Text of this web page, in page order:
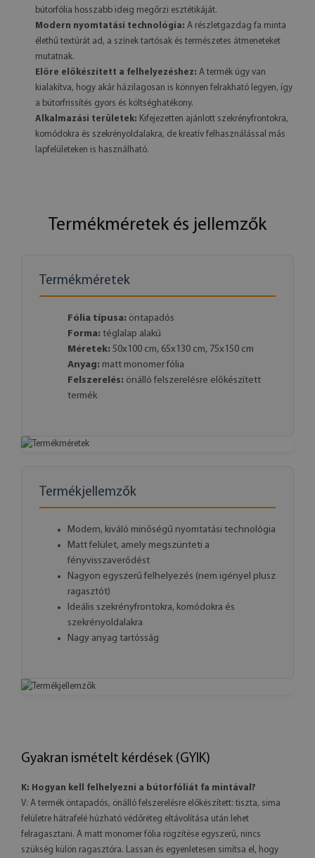
bútorfólia hosszabb ideig megőrzi esztétikáját.
Modern nyomtatási technológia: A részletgazdag fa minta
élethű textúrát ad, a színek tartósak és természetes átmeneteket
mutatnak.
Előre előkészített a felhelyezéshez: A termék úgy van
kialakítva, hogy akár házilagosan is könnyen felrakható legyen, így
a bútorfrissítés gyors és költséghatékony.
Alkalmazási területek: Kifejezetten ajánlott szekrényfrontokra,
komódokra és szekrényoldalakra, de kreatív felhasználással más
lapfelületeken is használható.
Termékméretek és jellemzők
Termékméretek
Fólia típusa: öntapadós
Forma: téglalap alakú
Méretek: 50x100 cm, 65x130 cm, 75x150 cm
Anyag: matt monomer fólia
Felszerelés: önálló felszerelésre előkészített
termék
Termékjellemzők
Modern, kiváló minőségű nyomtatási technológia
Matt felület, amely megszünteti a
fényvisszaverődést
Nagyon egyszerű felhelyezés (nem igényel plusz
ragasztót)
Ideális szekrényfrontokra, komódokra és
szekrényoldalakra
Nagy anyag tartósság
Gyakran ismételt kérdések (GYIK)
K: Hogyan kell felhelyezni a bútorfóliát fa mintával?
V: A termék öntapadós, önálló felszerelésre előkészített: tiszta, sima
felületre hátrafelé húzható védőréteg eltávolítása után lehet
felragasztani. A matt monomer fólia rögzítése egyszerű, nincs
szükség külön ragasztóra. Lassan és egyenletesen simítsa el, hogy